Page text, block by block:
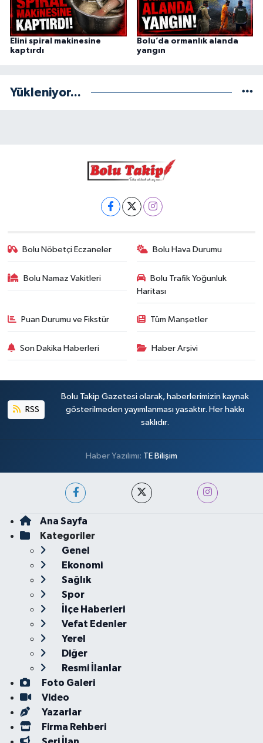
Elini spiral makinesine
kaptırdı
Bolu’da ormanlık alanda
yangın
Yükleniyor...
Bolu Nöbetçi Eczaneler Bolu Hava Durumu
Bolu Namaz Vakitleri
Bolu Trafik Yoğunluk
Haritası
Puan Durumu ve Fikstür Tüm Manşetler
Son Dakika Haberleri Haber Arşivi
RSS
Bolu Takip Gazetesi olarak, haberlerimizin kaynak
gösterilmeden yayımlanması yasaktır. Her hakkı
saklıdır.
Haber Yazılımı: TE Bilişim
Ana Sayfa
Kategoriler
Genel
Ekonomi
Sağlık
Spor
İlçe Haberleri
Vefat Edenler
Yerel
Diğer
Resmi İlanlar
Foto Galeri
Video
Yazarlar
Firma Rehberi